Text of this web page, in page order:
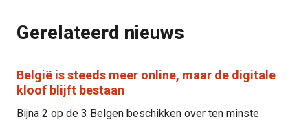
Gerelateerd nieuws
België is steeds meer online, maar de digitale
kloof blijft bestaan
Bijna 2 op de 3 Belgen beschikken over ten minste